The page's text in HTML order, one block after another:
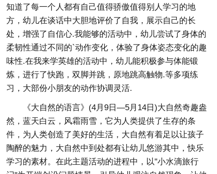
知道了每一个人都有自己值得骄傲值得别人学习的地
方，幼儿在谈话中大胆地评价了自我，展示自己的长
处，增强了自信心.我能够的活动中，幼儿尝试了身体的
柔韧性通过不同的`动作变化，体验了身体姿态变化的趣
味性.在我来学英雄的活动中，幼儿能积极参与体能锻
炼，进行了快跑，双脚并跳，原地跳高触物.等多项练
习，大部份小朋友的动作协调灵活.
《大自然的语言》(4月9日—5月14日)大自然奇趣盎
然，蓝天白云，风霜雨雪，它为人类提供了生存的条
件，为人类创造了美好的生活，大自然有着足以让孩子
陶醉的魅力，大自然中到处都有让幼儿悠游其中，快乐
学习的素材。在此主题活动的进程中，以"小水滴旅行